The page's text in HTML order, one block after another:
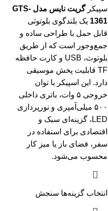
سپیکر
گریت نایس مدل GTS-
1361 یک بلندگوی بلوتوثی
قابل حمل با طراحی ساده و
جمع‌وجور است که از طریق
بلوتوث، USB و کارت حافظه
TF قابلیت پخش موسیقی
دارد. این اسپیکر با توان
خروجی ۵ وات، باتری داخلی
۵۰۰ میلی‌آمپری و نورپردازی
LED، گزینه‌ای سبک و
اقتصادی برای استفاده در
سفر، فضای باز یا میز کار
محسوب می‌شود.
انتخاب گزینه‌ها سنجش